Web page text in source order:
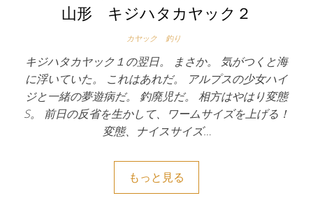
山形 キジハタカヤック２
カヤック 釣り
キジハタカヤック１の翌日。 まさか。 気がつくと海
に浮いていた。 これはあれだ。 アルプスの少女ハイ
ジと一緒の夢遊病だ。 釣廃児だ。 相方はやはり変態
S。 前日の反省を生かして、ワームサイズを上げる！
変態、ナイスサイズ…
もっと見る